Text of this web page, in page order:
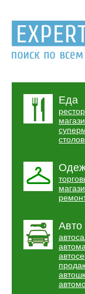
Еда
Авто